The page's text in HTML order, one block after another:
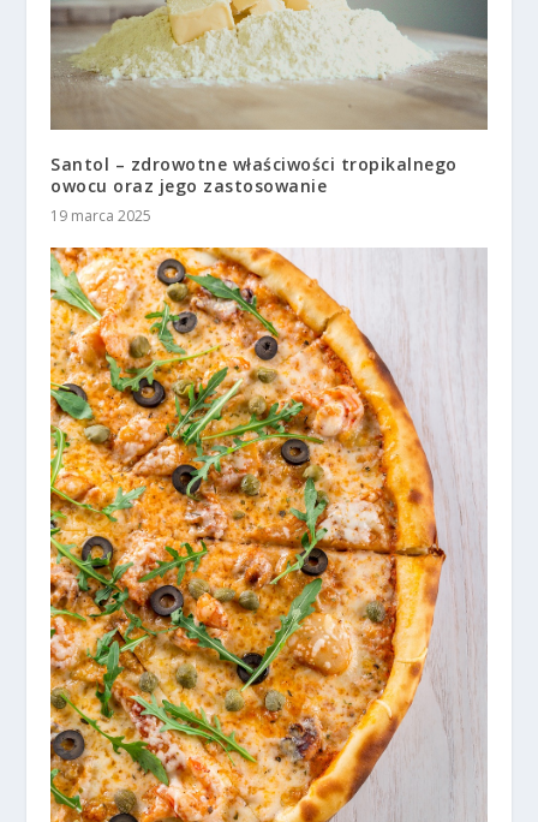
Santol – zdrowotne właściwości tropikalnego
owocu oraz jego zastosowanie
19 marca 2025